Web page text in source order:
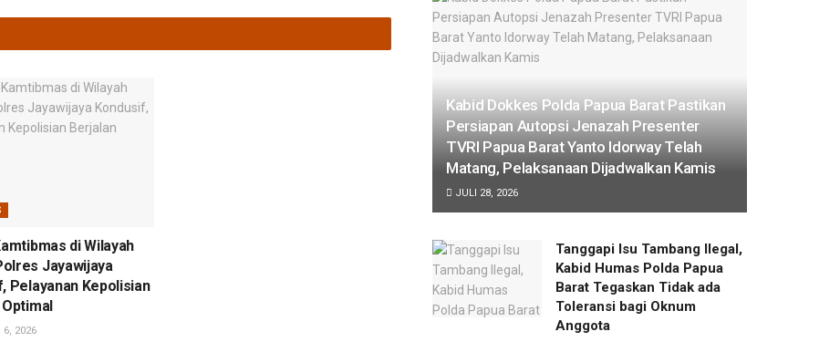
di Wilayah
Jayawijaya
Pelayanan Kepolisian
6, 2026
Kabid Dokkes Polda Papua Barat Pastikan
Persiapan Autopsi Jenazah Presenter
TVRI Papua Barat Yanto Idorway Telah
Matang, Pelaksanaan Dijadwalkan Kamis
JULI 28, 2026
Tanggapi Isu Tambang Ilegal,
Kabid Humas Polda Papua
Barat Tegaskan Tidak ada
Toleransi bagi Oknum
Anggota